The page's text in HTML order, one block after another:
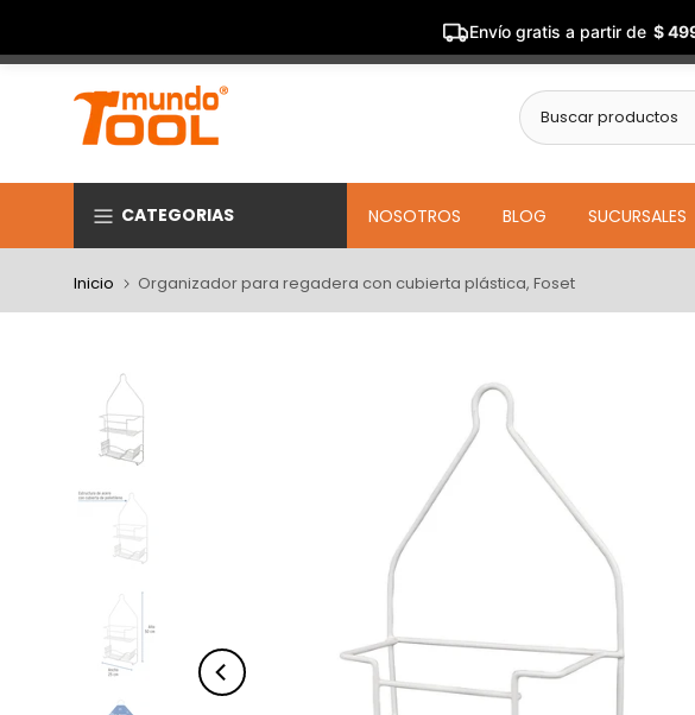
Envío gratis a partir de $
contenido
CATEGORIAS NOSOTROS BLOG SUCURSALES
Inicio Organizador para regadera con cubierta plástica, Foset